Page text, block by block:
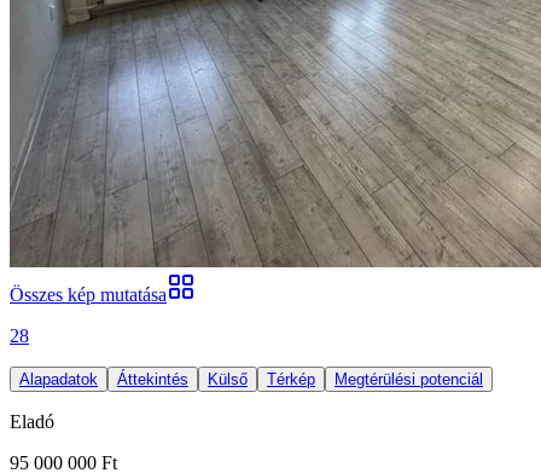
Összes kép mutatása
28
Alapadatok Áttekintés Külső Térkép Megtérülési potenciál
Eladó
95 000 000 Ft